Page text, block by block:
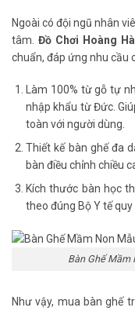
Ngoài có đội ngũ nhân
tâm.Đồ Chơi Hoàng Hà
chuẩn, đáp ứng nhu cầu
Làm 100% từ gỗ tự
nhập khẩu từ Đức.
toàn với người dùng.
Thiết kế bàn ghế đa
bàn điều chỉnh chiều
Kích thước bàn học
theo đúng Bộ Y tế quy
Bàn Ghế Mầm
Như vậy, mua bàn ghế